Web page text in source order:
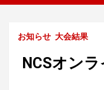
お知らせ 大会結果
NCSオン